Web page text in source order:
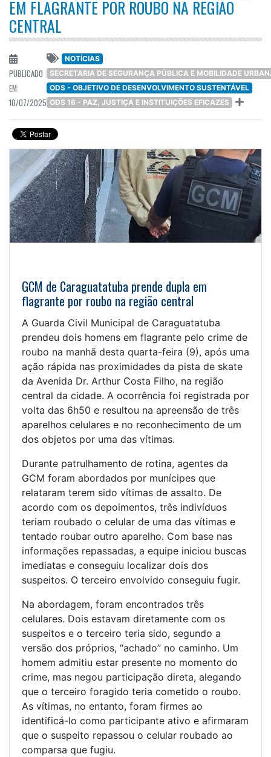
EM FLAGRANTE POR ROUBO NA REGIÃO
CENTRAL
PUBLICADO
EM:
10/07/2025
NOTÍCIAS
SECRETARIA DE SEGURANÇA PÚBLICA E MOBILIDADE
ODS - OBJETIVO DE DESENVOLVIMENTO SUSTENTÁVEL
ODS 16 - PAZ, JUSTIÇA E INSTITUIÇÕES EFICAZES
GCM de Caraguatatuba prende dupla em
flagrante por roubo na região central
A Guarda Civil Municipal de Caraguatatuba
prendeu dois homens em flagrante pelo crime de
roubo na manhã desta quarta-feira (9), após uma
ação rápida nas proximidades da pista de skate
da Avenida Dr. Arthur Costa Filho, na região
central da cidade. A ocorrência foi registrada por
volta das 6h50 e resultou na apreensão de três
aparelhos celulares e no reconhecimento de um
dos objetos por uma das vítimas.
Durante patrulhamento de rotina, agentes da
GCM foram abordados por munícipes que
relataram terem sido vítimas de assalto. De
acordo com os depoimentos, três indivíduos
teriam roubado o celular de uma das vítimas e
tentado roubar outro aparelho. Com base nas
informações repassadas, a equipe iniciou buscas
imediatas e conseguiu localizar dois dos
suspeitos. O terceiro envolvido conseguiu fugir.
Na abordagem, foram encontrados três
celulares. Dois estavam diretamente com os
suspeitos e o terceiro teria sido, segundo a
versão dos próprios, “achado” no caminho. Um
homem admitiu estar presente no momento do
crime, mas negou participação direta, alegando
que o terceiro foragido teria cometido o roubo.
As vítimas, no entanto, foram firmes ao
identificá-lo como participante ativo e afirmaram
que o suspeito repassou o celular roubado ao
comparsa que fugiu.